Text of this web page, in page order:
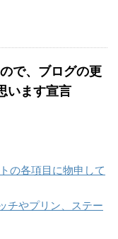
で、ブログの更
います宣言
の各項目に物申して
チやプリン、ステー